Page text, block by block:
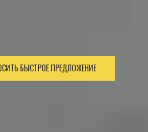
БЫСТРОЕ ПРЕДЛОЖЕНИЕ